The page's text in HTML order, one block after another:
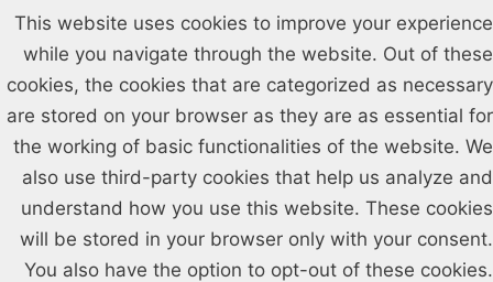
This website uses cookies to improve your experience
while you navigate through the website. Out of these
cookies, the cookies that are categorized as necessary
are stored on your browser as they are as essential for
the working of basic functionalities of the website. We
also use third-party cookies that help us analyze and
understand how you use this website. These cookies
will be stored in your browser only with your consent.
You also have the option to opt-out of these cookies.